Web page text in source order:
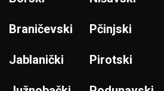
Braničevski
Jablanički
Pčinjski
Pirotski